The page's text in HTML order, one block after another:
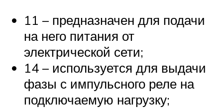
11 – предназначен для подачи
на него питания от
электрической сети;
14 – используется для выдачи
фазы с импульсного реле на
подключаемую нагрузку;